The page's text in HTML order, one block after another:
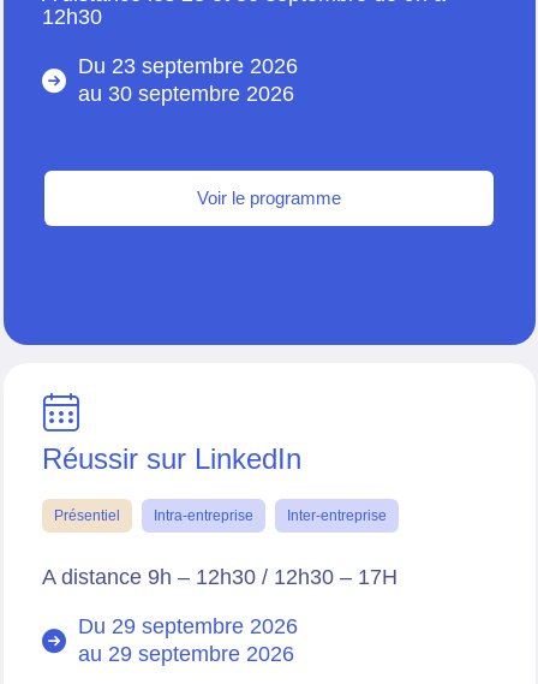
12h30
Du 23 septembre 2026
au 30 septembre 2026
Voir le programme
Réussir sur LinkedIn
Présentiel Intra-entreprise Inter-entreprise
A distance 9h – 12h30 / 12h30 – 17H
Du 29 septembre 2026
au 29 septembre 2026